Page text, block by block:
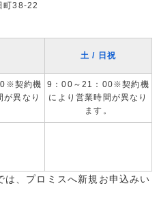
町38-22
土 / 日祝
契約機
が異なり
9：00～21：00※契約機
により営業時間が異なり
ます。
、プロミスへ新規お申込みい